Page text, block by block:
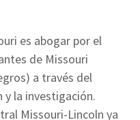
es abogar por el
de Missouri
a través del
y la investigación.
Missouri-Lincoln ya